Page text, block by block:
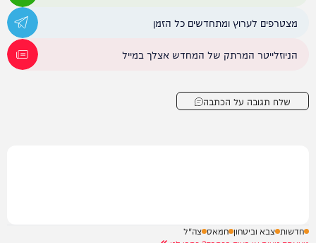
מצטרפים לערוץ ומתחדשים כל הזמן
הניוזלייטר המרתק של המחדש אצלך במייל
שלח תגובה על הכתבה
חדשות צבא וביטחון חמאס צה"ל